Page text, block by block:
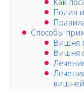
Как
Полив
Способы
Вишня
Вишня
вишней